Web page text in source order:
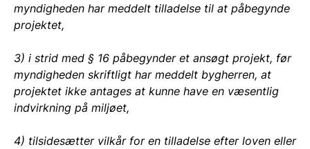
myndigheden har meddelt tilladelse til at påbegynde
projektet,
3) i strid med § 16 påbegynder et ansøgt projekt, før
myndigheden skriftligt har meddelt bygherren, at
projektet ikke antages at kunne have en væsentlig
indvirkning på miljøet,
4) tilsidesætter vilkår for en tilladelse efter loven eller